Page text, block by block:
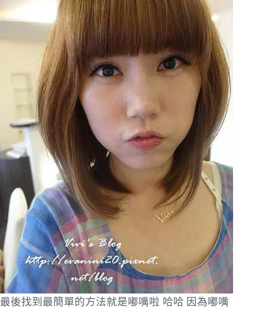
最後找到最簡單的方法就是嘟嘴啦 哈哈 因為嘟嘴